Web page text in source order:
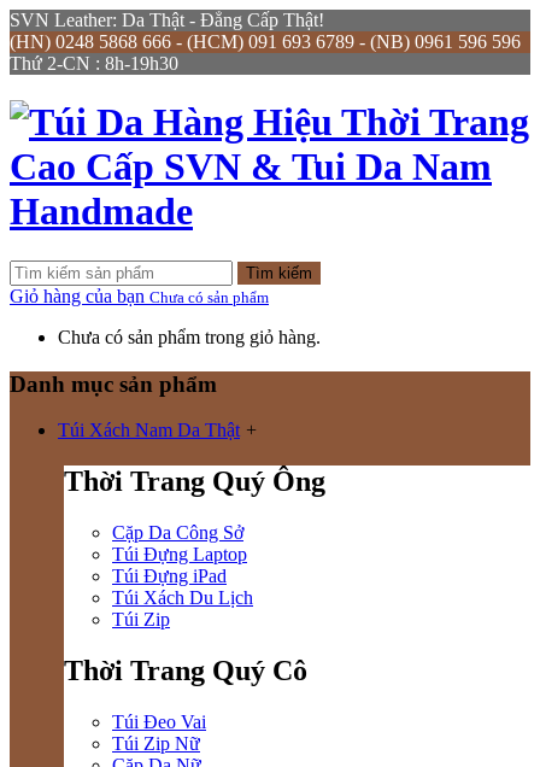
SVN Leather: Da Thật - Đẳng Cấp Thật!
(HN) 0248 5868 666 - (HCM) 091 693 6789 - (NB) 0961 596 596
Thứ 2-CN : 8h-19h30
Tìm kiếm
Giỏ hàng của bạn Chưa có sản phẩm
Chưa có sản phẩm trong giỏ hàng.
Danh mục sản phẩm
Túi Xách Nam Da Thật +
Thời Trang Quý Ông
Cặp Da Công Sở
Túi Đựng Laptop
Túi Đựng iPad
Túi Xách Du Lịch
Túi Zip
Thời Trang Quý Cô
Túi Đeo Vai
Túi Zip Nữ